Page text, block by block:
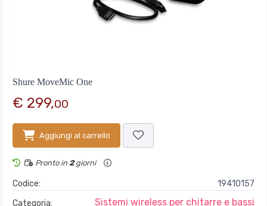
Shure MoveMic One
€ 299,00
Aggiungi al carrello
Pronto in 2giorni
Codice:
19410157
Categoria:
Sistemi wireless per chitarre e bassi